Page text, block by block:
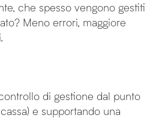
che spesso vengono gestiti
Meno errori, maggiore
di gestione dal punto
e supportando una